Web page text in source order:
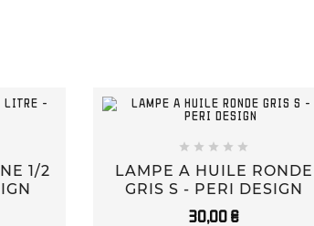
1/2
    
LAMPE A HUILE RONDE
GRIS S - PERI DESIGN
30,00 €